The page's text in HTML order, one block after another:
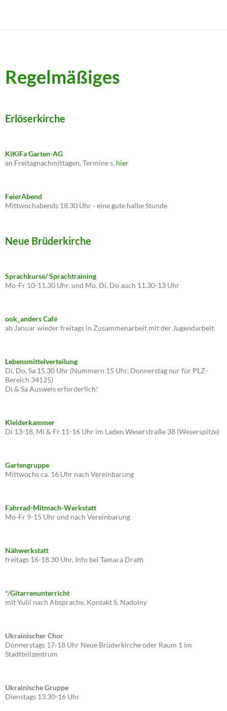
Regelmäßiges
Erlöserkirche
KiKiFa Garten-AG
an Freitagnachmittagen, Termine s. hier
FeierAbend
Mittwochabends 18.30 Uhr - eine gute halbe Stunde
Neue Brüderkirche
Sprachkurse/ Sprachtraining
Mo-Fr 10-11.30 Uhr, und Mo, Di, Do auch 11.30-13 Uhr
ook_anders Café
ab Januar wieder freitags in Zusammenarbeit mit der Jugendarbeit
Lebensmittelverteilung
Di, Do, Sa 15.30 Uhr (Nummern 15 Uhr, Donnerstag nur für PLZ-
Bereich 34125)
Di & Sa Ausweis erforderlich!
Kleiderkammer
Di 13-18, Mi & Fr 11-16 Uhr im Laden Weserstraße 38 (Weserspitze)
Gartengruppe
Mittwochs ca. 16 Uhr nach Vereinbarung
Fahrrad-Mitmach-Werkstatt
Mo-Fr 9-15 Uhr und nach Vereinbarung
Nähwerkstatt
freitags 16-18.30 Uhr, Info bei Tamara Drath
*/Gitarrenunterricht
mit Yulii nach Absprache, Kontakt S. Nadolny
Ukrainischer Chor
Donnerstags 17-18 Uhr Neue Brüderkirche oder Raum 1 im
Stadtteilzentrum
Ukrainische Gruppe
Dienstags 13.30-16 Uhr